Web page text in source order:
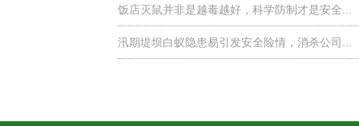
饭店灭鼠并非是越毒越好，科学防制才是安全...
汛期堤坝白蚁隐患易引发安全险情，消杀公司...